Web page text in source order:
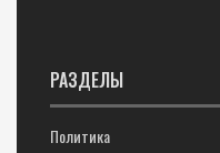
РАЗДЕЛЫ
Политика